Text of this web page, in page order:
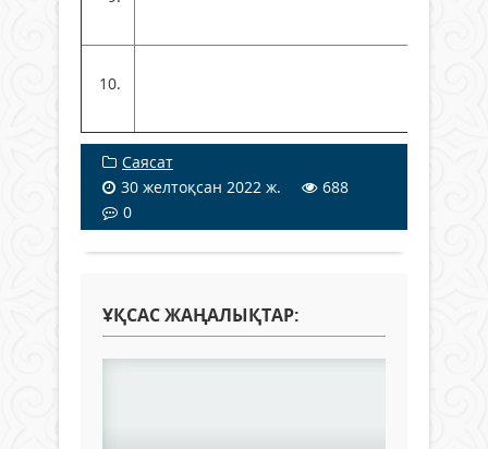
Саясат
30 желтоқсан 2022 ж.
688
0
ҰҚСАС ЖАҢАЛЫҚТАР: